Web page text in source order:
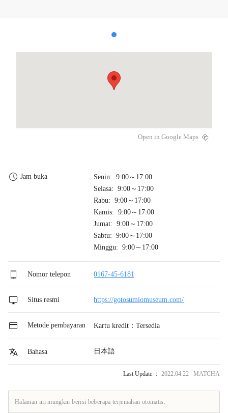
Open in Google Maps
Jam buka
Senin: 9:00～17:00
Selasa: 9:00～17:00
Rabu: 9:00～17:00
Kamis: 9:00～17:00
Jumat: 9:00～17:00
Sabtu: 9:00～17:00
Minggu: 9:00～17:00
Nomor telepon 0167-45-6181
Situs resmi https://gotosumiomuseum.com/
Metode pembayaran Kartu kredit：Tersedia
Bahasa 日本語
Last Update ： 2022.04.22 MATCHA
Halaman ini mungkin berisi beberapa terjemahan otomatis.